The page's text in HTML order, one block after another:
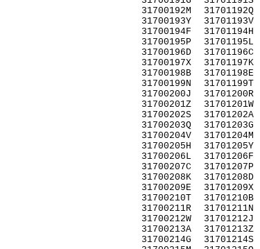
31700192M
31700193Y
31700194F
31700195P
31700196D
31700197X
31700198B
31700199N
31700200J
31700201Z
31700202S
31700203Q
31700204V
31700205H
31700206L
31700207C
31700208K
31700209E
31700210T
31700211R
31700212W
31700213A
31700214G
31701192Q
31701193V
31701194H
31701195L
31701196C
31701197K
31701198E
31701199T
31701200R
31701201W
31701202A
31701203G
31701204M
31701205Y
31701206F
31701207P
31701208D
31701209X
31701210B
31701211N
31701212J
31701213Z
31701214S